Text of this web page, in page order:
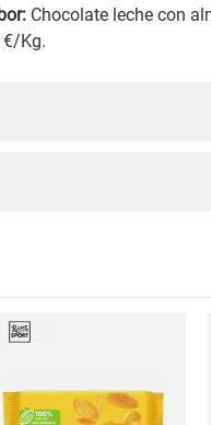
Chocolate leche con
€/Kg.